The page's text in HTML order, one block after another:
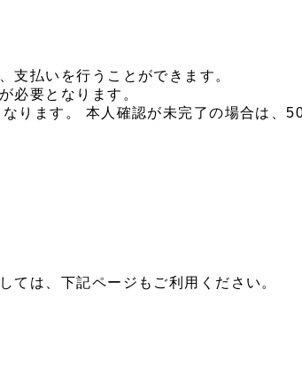
支払いを行うことができます。
必要となります。
ります。 本人確認が未完了の場合は、
ては、下記ページもご利用ください。